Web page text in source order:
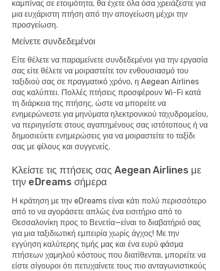
καμπίνας σε ετοιμότητα, θα έχετε όλα όσα χρειάζεστε για
μια ευχάριστη πτήση από την απογείωση μέχρι την
προσγείωση.
Μείνετε συνδεδεμένοι
Είτε θέλετε να παραμείνετε συνδεδεμένοι για την εργασία
σας είτε θέλετε να μοιραστείτε τον ενθουσιασμό του
ταξιδιού σας σε πραγματικό χρόνο, η Aegean Airlines
σας καλύπτει. Πολλές πτήσεις προσφέρουν Wi-Fi κατά
τη διάρκεια της πτήσης, ώστε να μπορείτε να
ενημερώνεστε για μηνύματα ηλεκτρονικού ταχυδρομείου,
να περιηγείστε στους αγαπημένους σας ιστότοπους ή να
δημοσιεύετε ενημερώσεις για να μοιραστείτε το ταξίδι
σας με φίλους και συγγενείς.
Κλείστε τις πτήσεις σας Aegean Airlines με
την eDreams σήμερα
Η κράτηση με την eDreams είναι κάτι πολύ περισσότερο
από το να αγοράσετε απλώς ένα εισιτήριο από το
Θεσσαλονίκη προς το Βενετία—είναι το διαβατήριό σας
για μια ταξιδιωτική εμπειρία χωρίς άγχος! Με την
εγγύηση καλύτερης τιμής μας και ένα ευρύ φάσμα
πτήσεων χαμηλού κόστους που διατίθενται, μπορείτε να
είστε σίγουροι ότι πετυχαίνετε τους πιο ανταγωνιστικούς